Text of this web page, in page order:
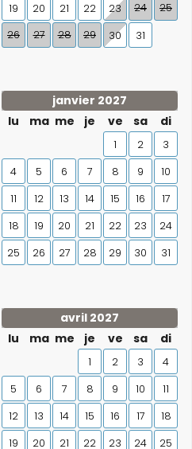
19
20 21 22 23 24
25
26
27 28 29 30 31
janvier 2027
lu
ma me je ve sa di
1 2
3
4
5 6 7 8 9
10
11
12 13 14 15 16
17
18
19 20 21 22 23
24
25
26 27 28 29 30 31
avril 2027
lu
ma me je ve sa di
1 2 3
4
5
6 7 8 9 10
11
12
13 14 15 16 17
18
19
20 21 22 23 24 25